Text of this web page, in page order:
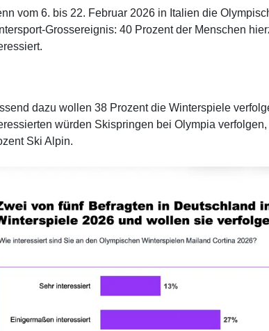
vom 6. bis 22. Februar 2026 in Italien die
Grossereignis: 40 Prozent der Menschen
dazu wollen 38 Prozent die Winterspiele
würden Skispringen bei Olympia
Ski Alpin.